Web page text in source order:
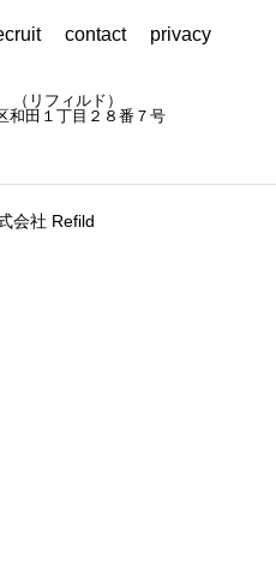
contact privacy
リフィルド）
田１丁目２８番７号
会社 Refild